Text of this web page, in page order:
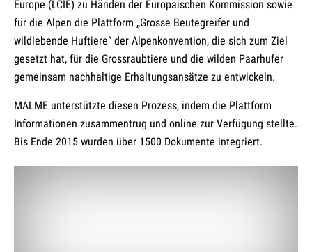
Europe (LCIE) zu Händen der Europäischen Kommission sowie
für die Alpen die Plattform „Grosse Beutegreifer und
wildlebende Huftiere“ der Alpenkonvention, die sich zum Ziel
gesetzt hat, für die Grossraubtiere und die wilden Paarhufer
gemeinsam nachhaltige Erhaltungsansätze zu entwickeln.
MALME unterstützte diesen Prozess, indem die Plattform
Informationen zusammentrug und online zur Verfügung stellte.
Bis Ende 2015 wurden über 1500 Dokumente integriert.